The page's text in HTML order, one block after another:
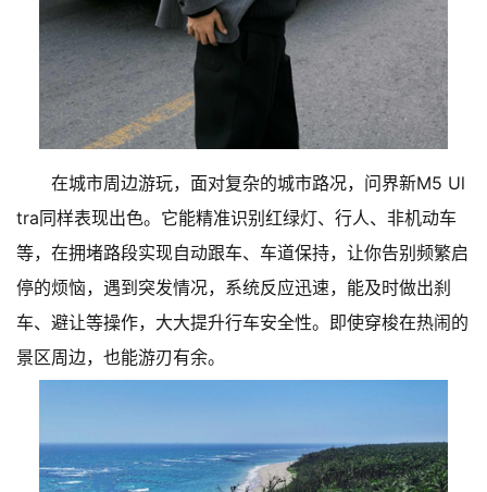
在城市周边游玩，面对复杂的城市路况，问界新M5 Ul
tra同样表现出色。它能精准识别红绿灯、行人、非机动车
等，在拥堵路段实现自动跟车、车道保持，让你告别频繁启
停的烦恼，遇到突发情况，系统反应迅速，能及时做出刹
车、避让等操作，大大提升行车安全性。即使穿梭在热闹的
景区周边，也能游刃有余。